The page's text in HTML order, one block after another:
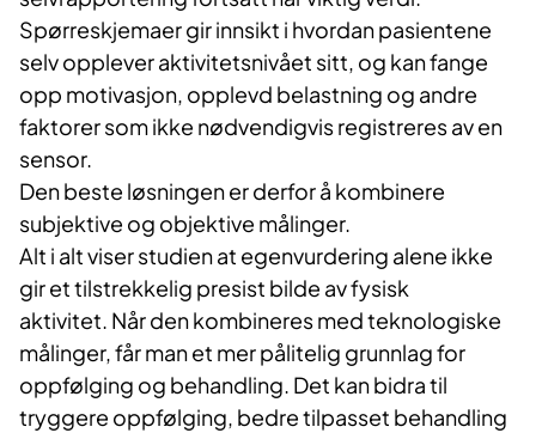
Spørreskjemaer gir innsikt i hvordan pasientene
selv opplever aktivitetsnivået sitt, og kan fange
opp motivasjon, opplevd belastning og andre
faktorer som ikke nødvendigvis registreres av en
sensor.
Den beste løsningen er derfor å kombinere
subjektive og objektive målinger.
Alt i alt viser studien at egenvurdering alene ikke
gir et tilstrekkelig presist bilde av fysisk
aktivitet. Når den kombineres med teknologiske
målinger, får man et mer pålitelig grunnlag for
oppfølging og behandling. Det kan bidra til
tryggere oppfølging, bedre tilpasset behandling